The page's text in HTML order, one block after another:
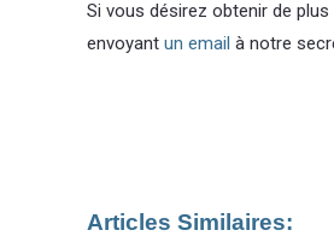
Si vous désirez obtenir de
envoyant un email à notre
Articles Similaires: